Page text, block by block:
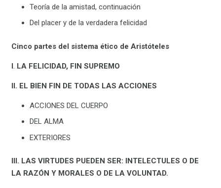
Teoría de la amistad, continuación
Del placer y de la verdadera felicidad
Cinco partes del sistema ético de Aristóteles
I. LA FELICIDAD, FIN SUPREMO
II. EL BIEN FIN DE TODAS LAS ACCIONES
ACCIONES DEL CUERPO
DEL ALMA
EXTERIORES
III. LAS VIRTUDES PUEDEN SER: INTELECTULES O DE
LA RAZÓN Y MORALES O DE LA VOLUNTAD.